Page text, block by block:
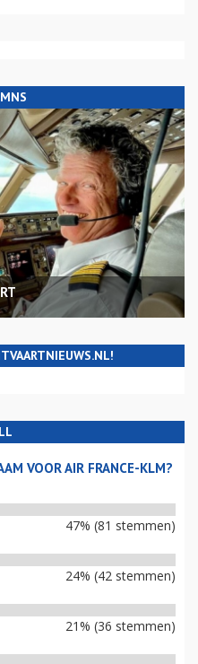
VOOR AIR FRANCE-KLM?
47% (81 stemmen)
24% (42 stemmen)
21% (36 stemmen)